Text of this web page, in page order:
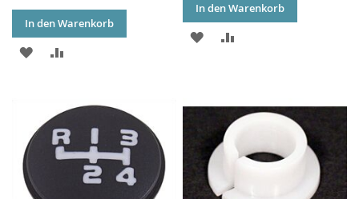
In den Warenkorb
ZUR
HINZUFÜGEN
HINZUFÜGEN
In den Warenkorb
ZUR